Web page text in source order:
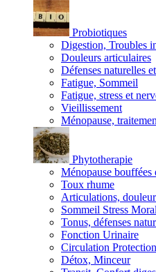
Probiotiques
Digestion, Troubles
Douleurs articulaires
Défenses naturelles
Fatigue, Sommeil
Fatigue, stress et
Vieillissement
Ménopause,
Phytotherapie
Ménopause bouffées
Toux rhume
Articulations,
Sommeil Stress Moral
Tonus, défenses
Fonction Urinaire
Circulation Protection
Détox, Minceur